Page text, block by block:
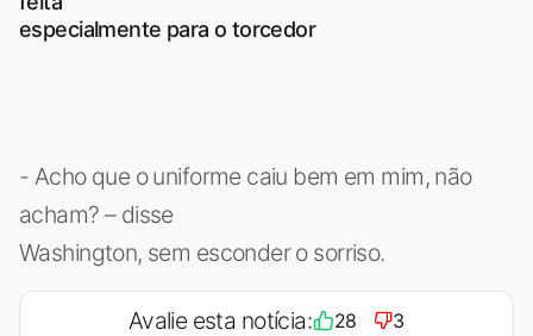
especialmente para o torcedor
- Acho que o uniforme caiu bem em mim, não
acham? – disse
Washington, sem esconder o sorriso.
Avalie esta notícia: 28 3